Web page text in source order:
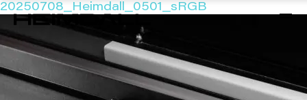
20250708_Heimdall_0501_sRGB